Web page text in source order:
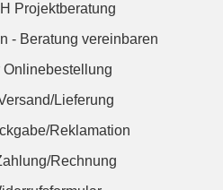
Projektberatung
- Beratung vereinbaren
Onlinebestellung
Lieferung
Reklamation
Rechnung